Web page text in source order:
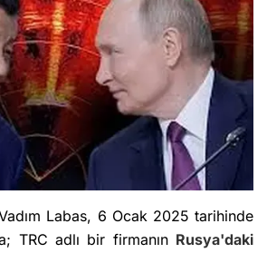
Labas, 6 Ocak 2025 tarihinde
TRC adlı bir firmanın Rusya'daki